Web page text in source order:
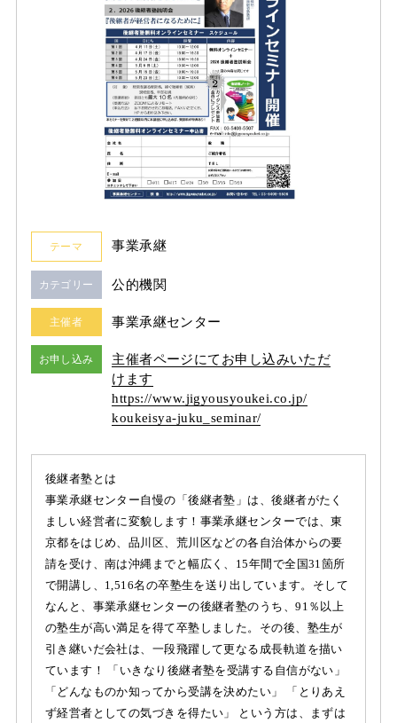
カテゴリー 公的機関
テーマ 事業承継
主催者 事業承継センター
お申し込み
主催者ページにてお申し込みいただ
けます
https://www.jigyousyoukei.co.jp/
koukeisya-juku_seminar/
後継者塾とは
事業承継センター自慢の「後継者塾」は、後継者がたく
ましい経営者に変貌します！事業承継センターでは、東
京都をはじめ、品川区、荒川区などの各自治体からの要
請を受け、南は沖縄までと幅広く、15年間で全国31箇所
で開講し、1,516名の卒塾生を送り出しています。そして
なんと、事業承継センターの後継者塾のうち、91％以上
の塾生が高い満足を得て卒塾しました。その後、塾生が
引き継いだ会社は、一段飛躍して更なる成長軌道を描い
ています！ 「いきなり後継者塾を受講する自信がない」
「どんなものか知ってから受講を決めたい」 「とりあえ
ず経営者としての気づきを得たい」 という方は、まずは